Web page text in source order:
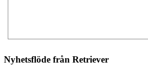
Nyhetsflöde från Retriever